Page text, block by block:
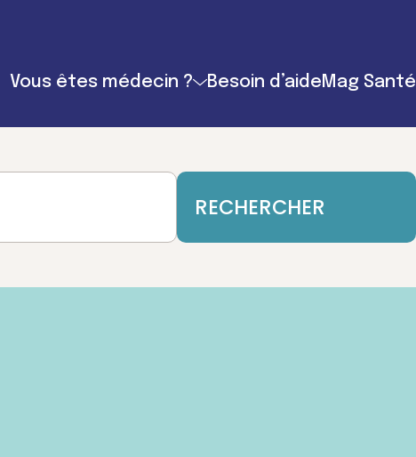
Vous êtes médecin ? Besoin d’aideMag Santé